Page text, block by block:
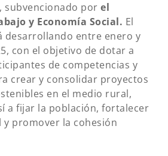
subvencionado por el
y Economía Social. El
desarrollando entre enero y
con el objetivo de dotar a
de competencias y
crear y consolidar proyectos
en el medio rural,
a fijar la población, fortalecer
y promover la cohesión